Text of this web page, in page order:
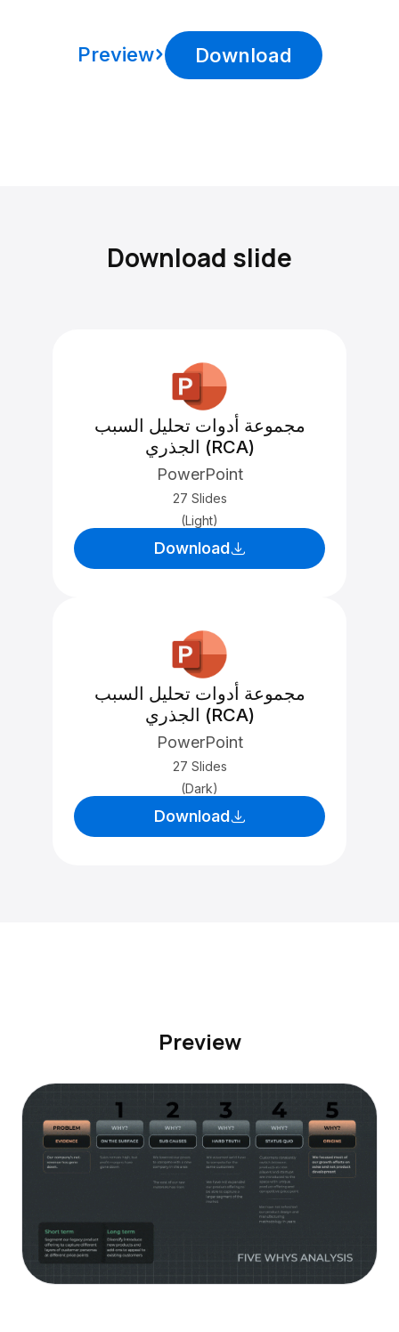
Download
Preview
Download slide
مجموعة أدوات تحليل السبب
الجذري (RCA)
PowerPoint
27 Slides
(Light)
Download
مجموعة أدوات تحليل السبب
الجذري (RCA)
PowerPoint
27 Slides
(Dark)
Download
Preview